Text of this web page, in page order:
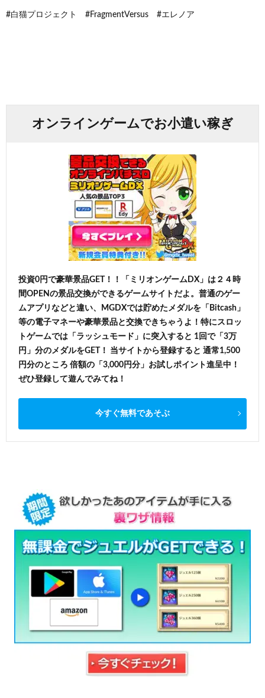
#白猫プロジェクト #FragmentVersus #エレノア
オンラインゲームでお小遣い稼ぎ
投資0円で豪華景品GET！！「ミリオンゲームDX」は２４時
間OPENの景品交換ができるゲームサイトだよ。普通のゲー
ムアプリなどと違い、MGDXでは貯めたメダルを「Bitcash」
等の電子マネーや豪華景品と交換できちゃうよ！特にスロッ
トゲームでは「ラッシュモード」に突入すると 1回で「3万
円」分のメダルをGET！ 当サイトから登録すると 通常1,500
円分のところ 倍額の「3,000円分」お試しポイント進呈中！
ぜひ登録して遊んでみてね！
今すぐ無料であそぶ